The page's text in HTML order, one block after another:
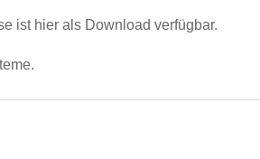
ist hier als Download verfügbar.